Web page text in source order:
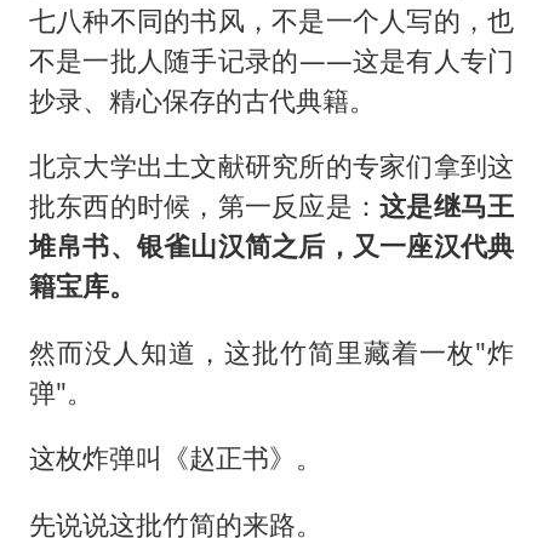
七八种不同的书风，不是一个人写的，也
不是一批人随手记录的——这是有人专门
抄录、精心保存的古代典籍。
北京大学出土文献研究所的专家们拿到这
批东西的时候，第一反应是：这是继马王
堆帛书、银雀山汉简之后，又一座汉代典
籍宝库。
然而没人知道，这批竹简里藏着一枚"炸
弹"。
这枚炸弹叫《赵正书》。
先说说这批竹简的来路。